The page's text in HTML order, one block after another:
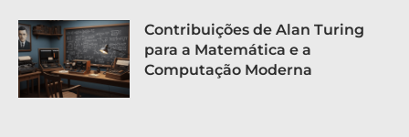
Contribuições de Alan Turing
para a Matemática e a
Computação Moderna